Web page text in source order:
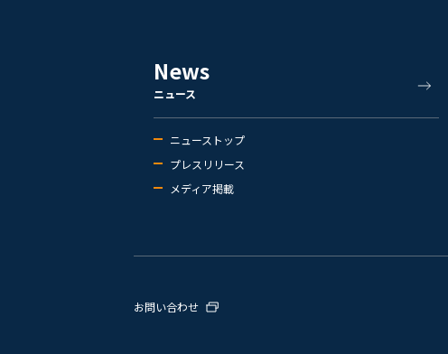
News
ニュース
ニューストップ
プレスリリース
メディア掲載
お問い合わせ